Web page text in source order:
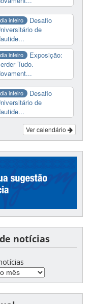
dia inteiro
Desafio
de
dia inteiro
Exposição:
Tudo.
dia inteiro
Desafio
de
Ver calendário
notícias